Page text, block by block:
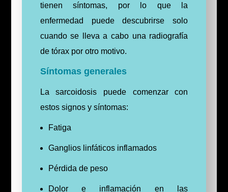
tienen síntomas, por lo que la
enfermedad puede descubrirse solo
cuando se lleva a cabo una radiografía
de tórax por otro motivo.
Síntomas generales
La sarcoidosis puede comenzar con
estos signos y síntomas:
Fatiga
Ganglios linfáticos inflamados
Pérdida de peso
Dolor e inflamación en las